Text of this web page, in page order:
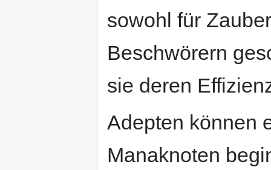
sowohl für
Beschwörern
sie deren
Adepten können
Manaknoten